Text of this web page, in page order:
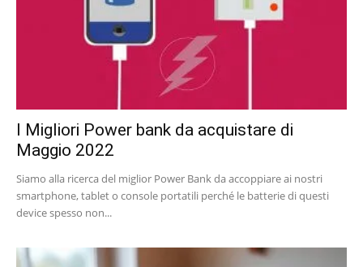
I Migliori Power bank da acquistare di
Maggio 2022
Siamo alla ricerca del miglior Power Bank da accoppiare ai nostri
smartphone, tablet o console portatili perché le batterie di questi
device spesso non...